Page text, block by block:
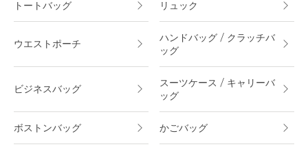
トートバッグ リュック
ウエストポーチ
ハンドバッグ / クラッチバ
ッグ
ビジネスバッグ
スーツケース / キャリーバ
ッグ
ボストンバッグ かごバッグ